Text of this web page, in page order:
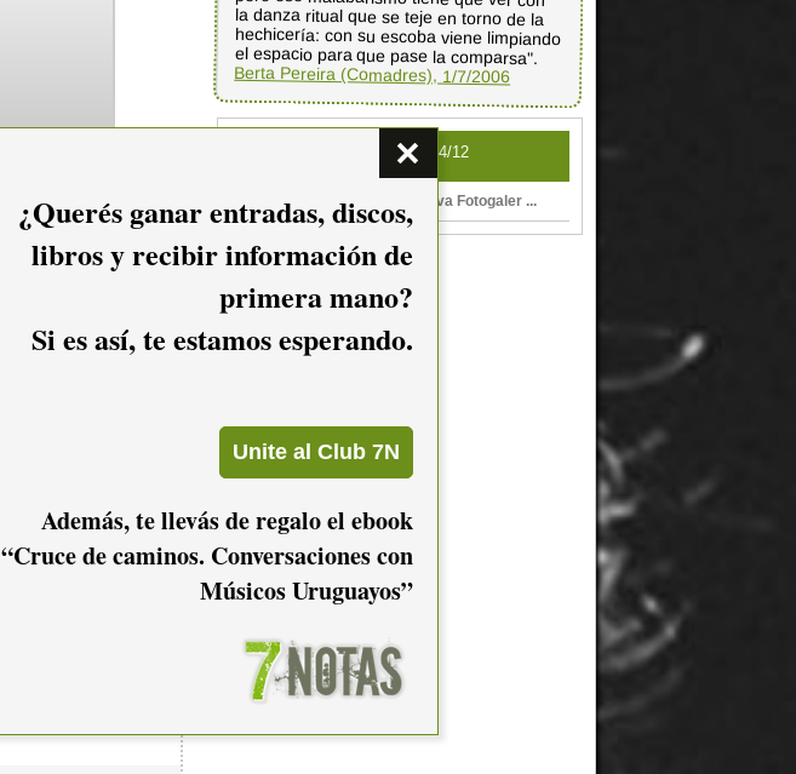
el espacio para que pase la comparsa".
Berta Pereira (Comadres), 1/7/2006
Otros eventos para el 04/12
"Frontera Tango", nueva Fotogaler ...
¿Querés ganar entradas, discos,
libros y recibir información de
primera mano?
Si es así, te estamos esperando.
Además, te llevás de regalo el ebook
“Cruce de caminos. Conversaciones con
Músicos Uruguayos”